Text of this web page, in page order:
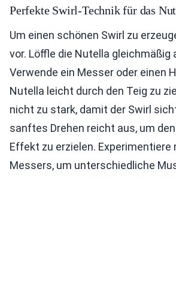
Perfekte Swirl-Technik für das
Um einen schönen Swirl zu
vor. Löffle die Nutella gleichmäßig
Verwende ein Messer oder einen
Nutella leicht durch den Teig zu
nicht zu stark, damit der Swirl
sanftes Drehen reicht aus, um
Effekt zu erzielen.
Messers, um unterschiedliche